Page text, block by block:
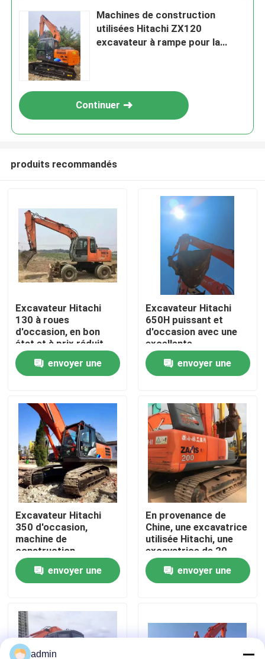
À la maison
Produits
À propos de nous
Visite de l'usine
Contrôle de la qualité
Nous contacter
Demandez un devis
Machines de construction de routes
Machines de construction utilisées
Machines de construction
utilisées Hitachi ZX120
excavateur à rampe pour la
Continuer
produits recommandés
Excavateur Hitachi
130 à roues
d'occasion, en bon
état et à prix réduit
envoyer une
Excavateur Hitachi
650H puissant et
d'occasion avec une
excellente
performance
envoyer une
Excavateur Hitachi
350 d'occasion,
machine de
construction
d'occasion
envoyer une
En provenance de
Chine, une excavatrice
utilisée Hitachi, une
excavatrice de 20
tonnes
envoyer une
admin